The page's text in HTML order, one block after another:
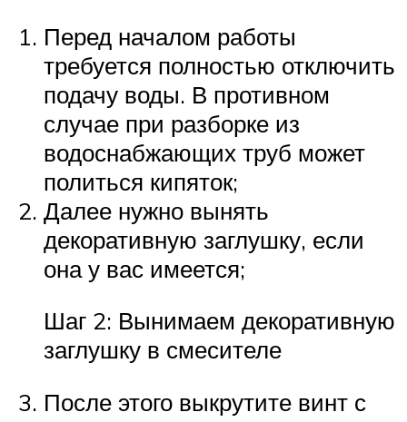
Перед началом работы
требуется полностью отключить
подачу воды. В противном
случае при разборке из
водоснабжающих труб может
политься кипяток;
Далее нужно вынять
декоративную заглушку, если
она у вас имеется;
Шаг 2: Вынимаем декоративную
заглушку в смесителе
После этого выкрутите винт с